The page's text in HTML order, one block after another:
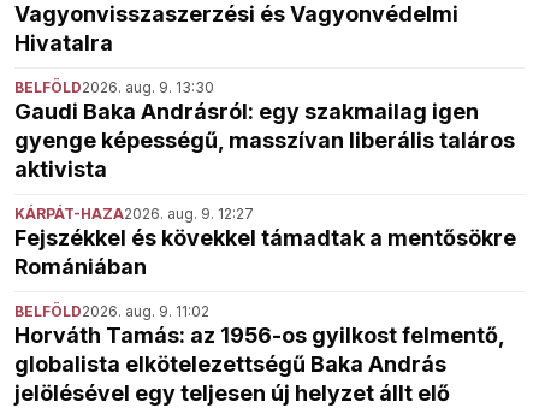
Vagyonvisszaszerzési és Vagyonvédelmi
Hivatalra
BELFÖLD2026. aug. 9. 13:30
Gaudi Baka Andrásról: egy szakmailag igen
gyenge képességű, masszívan liberális taláros
aktivista
KÁRPÁT-HAZA2026. aug. 9. 12:27
Fejszékkel és kövekkel támadtak a mentősökre
Romániában
BELFÖLD2026. aug. 9. 11:02
Horváth Tamás: az 1956-os gyilkost felmentő,
globalista elkötelezettségű Baka András
jelölésével egy teljesen új helyzet állt elő